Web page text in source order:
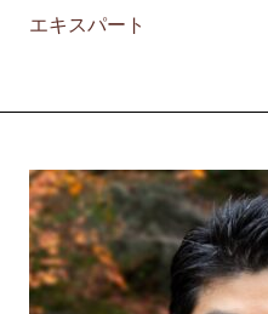
エキスパート